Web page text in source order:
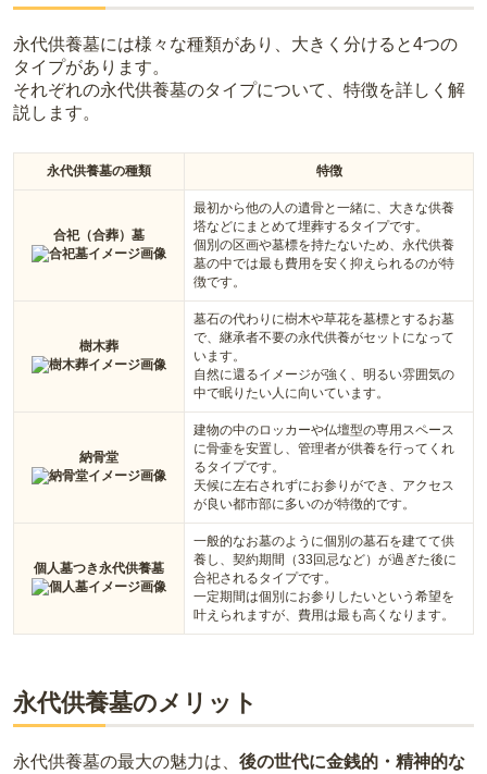
永代供養墓には様々な種類があり、大きく分けると4つの
タイプがあります。
それぞれの永代供養墓のタイプについて、特徴を詳しく解
説します。
永代供養墓の種類 特徴
合祀（合葬）墓
最初から他の人の遺骨と一緒に、大きな供養
塔などにまとめて埋葬するタイプです。
個別の区画や墓標を持たないため、永代供養
墓の中では最も費用を安く抑えられるのが特
徴です。
樹木葬
墓石の代わりに樹木や草花を墓標とするお墓
で、継承者不要の永代供養がセットになって
います。
自然に還るイメージが強く、明るい雰囲気の
中で眠りたい人に向いています。
納骨堂
建物の中のロッカーや仏壇型の専用スペース
に骨壷を安置し、管理者が供養を行ってくれ
るタイプです。
天候に左右されずにお参りができ、アクセス
が良い都市部に多いのが特徴的です。
個人墓つき永代供養墓
一般的なお墓のように個別の墓石を建てて供
養し、契約期間（33回忌など）が過ぎた後に
合祀されるタイプです。
一定期間は個別にお参りしたいという希望を
叶えられますが、費用は最も高くなります。
永代供養墓のメリット
永代供養墓の最大の魅力は、 後の世代に金銭的・精神的な